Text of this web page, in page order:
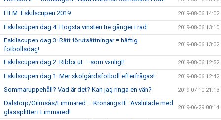
FILM: Eskilscupen 2019 2019-08-06 14:02
Eskilscupen dag 4: Högsta vinsten tre gånger i rad! 2019-08-06 13:10
Eskilscupen dag 3: Rätt förutsättningar = häftig
fotbollsdag!
2019-08-06 13:02
Eskilscupen dag 2: Ribba ut – som vanligt! 2019-08-06 12:52
Eskilscupen dag 1: Mer skolgårdsfotboll efterfrågas! 2019-08-06 12:42
Sommaruppehåll? Vad är det? Kan jag ringa en vän? 2019-07-10 21:13
Dalstorp/Grimsås/Limmared – Kronängs IF: Avslutade med
glassplitter i Limmared!
2019-06-29 00:14